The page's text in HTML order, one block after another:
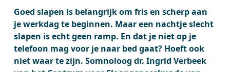
Goed slapen is belangrijk om fris en scherp aan
je werkdag te beginnen. Maar een nachtje slecht
slapen is echt geen ramp. En dat je niet op je
telefoon mag voor je naar bed gaat? Hoeft ook
niet waar te zijn. Somnoloog dr. Ingrid Verbeek